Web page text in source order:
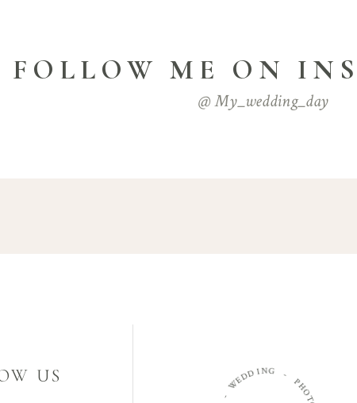
FOLLOW ME ON
@ My_wedding_day
US WEDD ING -
P
H
O